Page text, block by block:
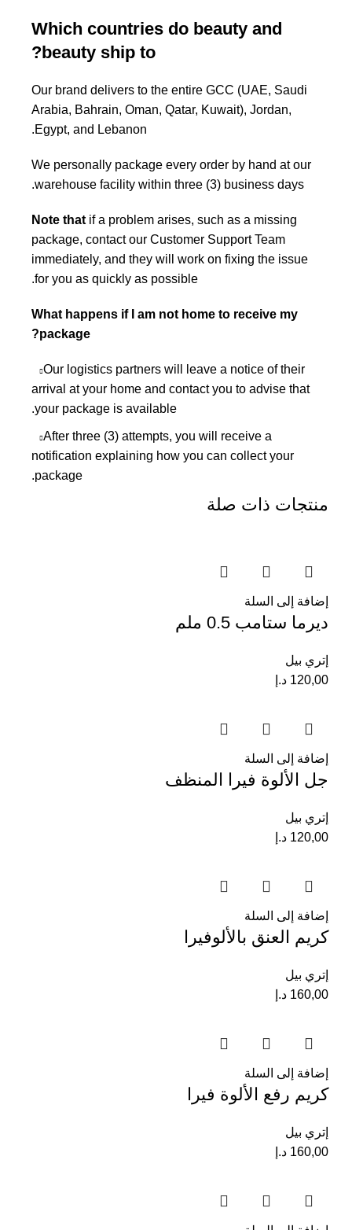
Which countries do beauty and
beauty ship to?
Our brand delivers to the entire GCC (UAE, Saudi
Arabia, Bahrain, Oman, Qatar, Kuwait), Jordan,
Egypt, and Lebanon.
We personally package every order by hand at our
warehouse facility within three (3) business days.
Note that if a problem arises, such as a missing
package, contact our Customer Support Team
immediately, and they will work on fixing the issue
for you as quickly as possible.
What happens if I am not home to receive my
package?
Our logistics partners will leave a notice of their
arrival at your home and contact you to advise that
your package is available.
After three (3) attempts, you will receive a
notification explaining how you can collect your
package.
منتجات ذات صلة
إضافة إلى السلة
ديرما ستامب 0.5 ملم
إتري بيل
120,00 د.إ
إضافة إلى السلة
جل الألوة فيرا المنظف
إتري بيل
120,00 د.إ
إضافة إلى السلة
كريم العنق بالألوفيرا
إتري بيل
160,00 د.إ
إضافة إلى السلة
كريم رفع الألوة فيرا
إتري بيل
160,00 د.إ